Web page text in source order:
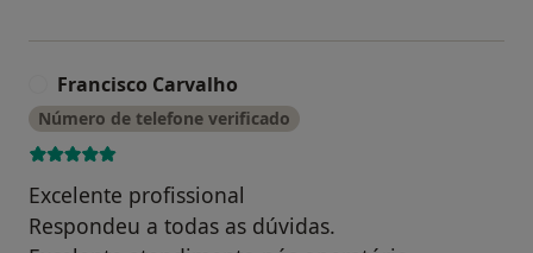
Francisco Carvalho
Número de telefone verificado
Excelente profissional
Respondeu a todas as dúvidas.